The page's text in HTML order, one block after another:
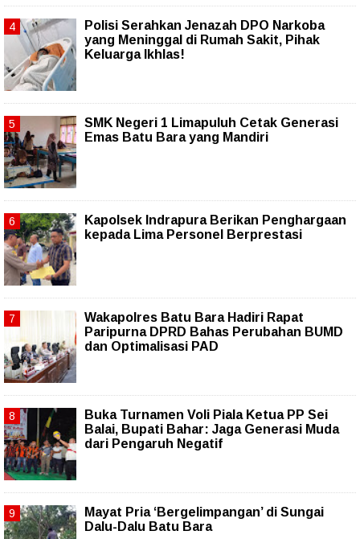
Polisi Serahkan Jenazah DPO Narkoba
yang Meninggal di Rumah Sakit, Pihak
Keluarga Ikhlas!
SMK Negeri 1 Limapuluh Cetak Generasi
Emas Batu Bara yang Mandiri
Kapolsek Indrapura Berikan Penghargaan
kepada Lima Personel Berprestasi
Wakapolres Batu Bara Hadiri Rapat
Paripurna DPRD Bahas Perubahan BUMD
dan Optimalisasi PAD
Buka Turnamen Voli Piala Ketua PP Sei
Balai, Bupati Bahar: Jaga Generasi Muda
dari Pengaruh Negatif
Mayat Pria ‘Bergelimpangan’ di Sungai
Dalu-Dalu Batu Bara